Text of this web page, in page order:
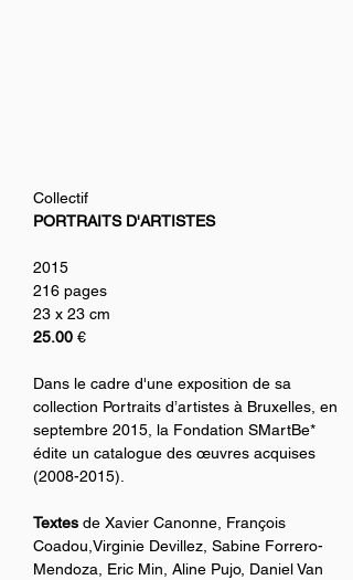
Collectif
PORTRAITS D'ARTISTES
2015
216 pages
23 x 23 cm
25.00 €
Dans le cadre d'une exposition de sa
collection Portraits d’artistes à Bruxelles, en
septembre 2015, la Fondation SMartBe*
édite un catalogue des œuvres acquises
(2008-2015).
Textes de Xavier Canonne, François
Coadou,Virginie Devillez, Sabine Forrero-
Mendoza, Eric Min, Aline Pujo, Daniel Van